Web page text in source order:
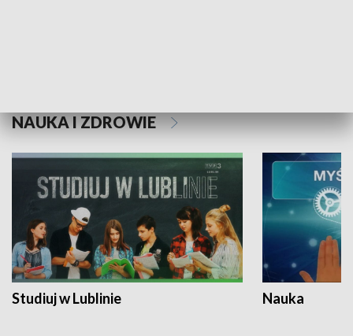
NAUKA I ZDROWIE
Studiuj w Lublinie Nauka